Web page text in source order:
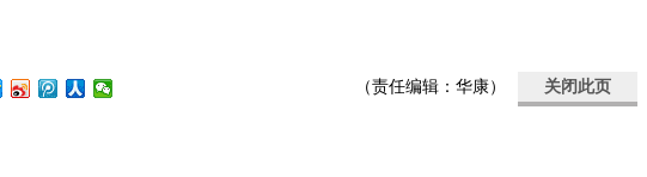
关闭此页
（责任编辑：华康）